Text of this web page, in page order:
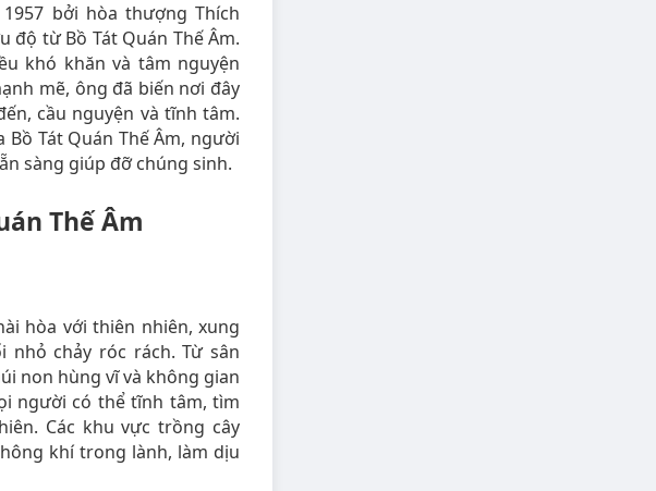
bởi hòa thượng Thích
độ từ Bồ Tát Quán Thế Âm.
khó khăn và tâm nguyện
mẽ, ông đã biến nơi đây
cầu nguyện và tĩnh tâm.
Tát Quán Thế Âm, người
sàng giúp đỡ chúng sinh.
Thế Âm
hòa với thiên nhiên, xung
nhỏ chảy róc rách. Từ sân
non hùng vĩ và không gian
người có thể tĩnh tâm, tìm
Các khu vực trồng cây
khí trong lành, làm dịu